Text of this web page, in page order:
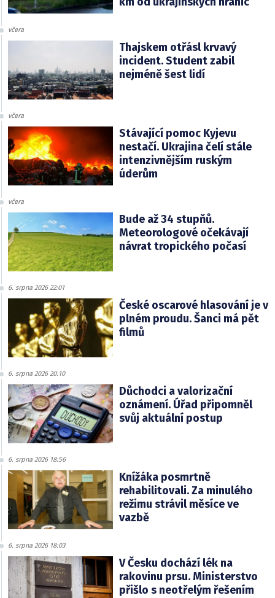
včera
Thajskem otřásl krvavý
incident. Student zabil
nejméně šest lidí
včera
Stávající pomoc Kyjevu
nestačí. Ukrajina čelí stále
intenzivnějším ruským
úderům
včera
Bude až 34 stupňů.
Meteorologové očekávají
návrat tropického počasí
6. srpna 2026 22:01
České oscarové hlasování je v
plném proudu. Šanci má pět
filmů
6. srpna 2026 20:10
Důchodci a valorizační
oznámení. Úřad připomněl
svůj aktuální postup
6. srpna 2026 18:56
Knížáka posmrtně
rehabilitovali. Za minulého
režimu strávil měsíce ve
vazbě
6. srpna 2026 18:03
V Česku dochází lék na
rakovinu prsu. Ministerstvo
přišlo s neotřelým řešením